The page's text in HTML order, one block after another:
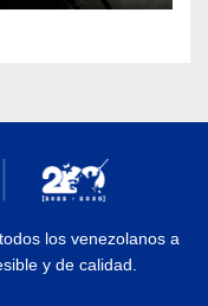
los venezolanos a
y de calidad.